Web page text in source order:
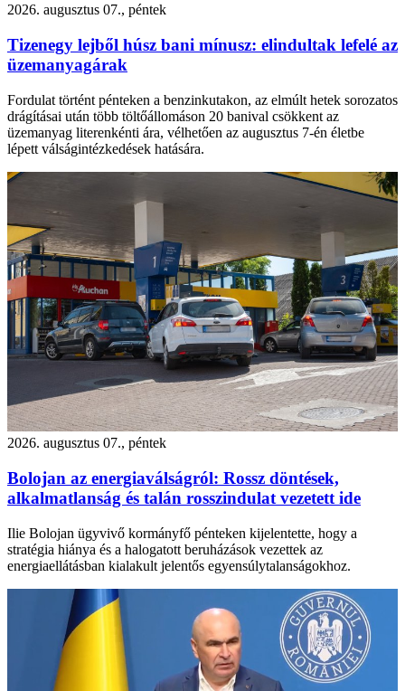
2026. augusztus 07., péntek
Tizenegy lejből húsz bani mínusz: elindultak lefelé az
üzemanyagárak
Fordulat történt pénteken a benzinkutakon, az elmúlt hetek sorozatos
drágításai után több töltőállomáson 20 banival csökkent az
üzemanyag literenkénti ára, vélhetően az augusztus 7-én életbe
lépett válságintézkedések hatására.
2026. augusztus 07., péntek
Bolojan az energiaválságról: Rossz döntések,
alkalmatlanság és talán rosszindulat vezetett ide
Ilie Bolojan ügyvivő kormányfő pénteken kijelentette, hogy a
stratégia hiánya és a halogatott beruházások vezettek az
energiaellátásban kialakult jelentős egyensúlytalanságokhoz.